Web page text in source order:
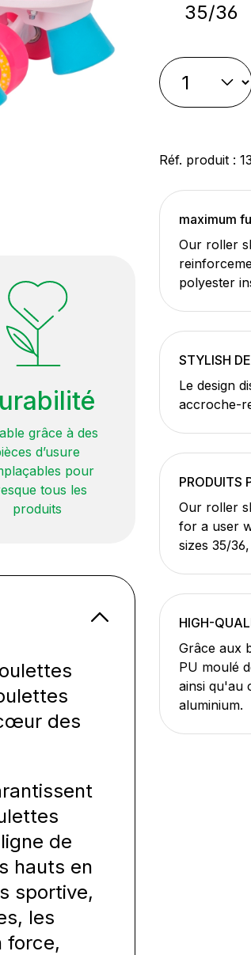
grâce à des
d’usure
pour
tous les
produits
35/36
Réf. produit :
maximum
Our roller
polyester
STYLISH
Le design
accroche-
PRODUITS
Our roller
for a user
sizes 35/
HIGH-
Grâce aux
PU moulé
ainsi qu'au
aluminium.
des
de
hauts en
sportive,
les
force,